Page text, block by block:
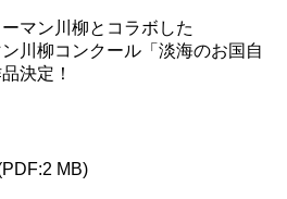
マン川柳とコラボした
川柳コンクール「淡海のお国自
決定！
MB)